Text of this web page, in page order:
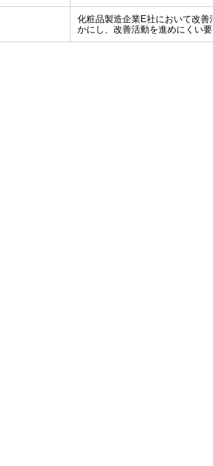
化粧品製造企業E社において改
かにし、改善活動を進めにくい